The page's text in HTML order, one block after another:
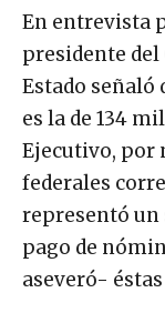
En entrevista
presidente del
Estado señaló
es la de 134
Ejecutivo, por
federales
representó un
pago de
aseveró-